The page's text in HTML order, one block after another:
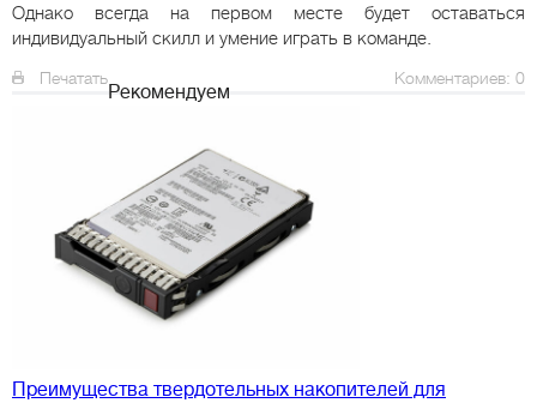
Однако всегда на первом месте будет оставаться
индивидуальный скилл и умение играть в команде.
Печатать Комментариев: 0
Рекомендуем
Преимущества твердотельных накопителей для